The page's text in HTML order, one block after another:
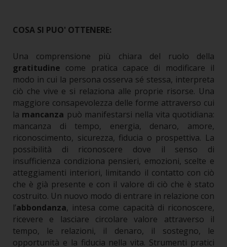
COSA SI PUO' OTTENERE:
Una comprensione più chiara del ruolo della
gratitudine come pratica capace di modificare il
modo in cui la persona osserva sé stessa, interpreta
ciò che vive e si relaziona alle proprie risorse. Una
maggiore consapevolezza delle forme attraverso cui
la mancanza può manifestarsi nella vita quotidiana:
mancanza di tempo, energia, denaro, amore,
riconoscimento, sicurezza, fiducia o prospettiva. La
possibilità di riconoscere dove il senso di
insufficienza condiziona pensieri, emozioni, scelte e
atteggiamenti interiori, limitando il contatto con ciò
che è già presente e con il valore di ciò che è stato
costruito. Un nuovo modo di entrare in relazione con
l’abbondanza, intesa come capacità di riconoscere,
ricevere e lasciare circolare valore attraverso il
tempo, le relazioni, il denaro, il sostegno, le
opportunità e la fiducia nella vita. Strumenti pratici